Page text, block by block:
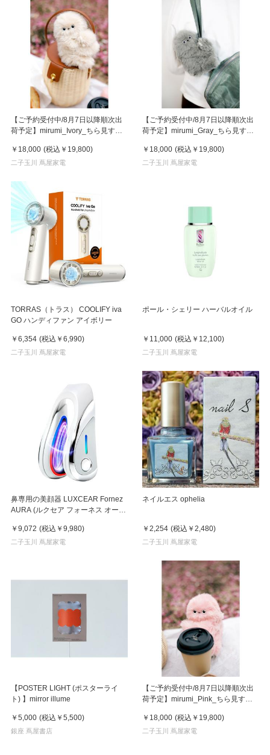
【ご予約受付中/8月7日以降順次出
荷予定】mirumi_Ivory_ちら見する
リー
￥18,000 (税込 ￥19,800)
二子玉川 蔦屋家電
【ご予約受付中/8月7日以降順次出
荷予定】mirumi_Gray_ちら見する
￥18,000 (税込 ￥19,800)
二子玉川 蔦屋家電
TORRAS（トラス） COOLIFY iva
GO ハンディファン アイボリー
￥6,354 (税込 ￥6,990)
二子玉川 蔦屋家電
ポール・シェリー ハーバルオイル
￥11,000 (税込 ￥12,100)
二子玉川 蔦屋家電
鼻専用の美顔器 LUXCEAR Fornez
AURA (ルクセア フォーネス オー
￥9,072 (税込 ￥9,980)
二子玉川 蔦屋家電
ネイルエス ophelia
￥2,254 (税込 ￥2,480)
二子玉川 蔦屋家電
【POSTER LIGHT (ポスターライ
ト) 】mirror illume
￥5,000 (税込 ￥5,500)
銀座 蔦屋書店
【ご予約受付中/8月7日以降順次出
荷予定】mirumi_Pink_ちら見する
￥18,000 (税込 ￥19,800)
二子玉川 蔦屋家電